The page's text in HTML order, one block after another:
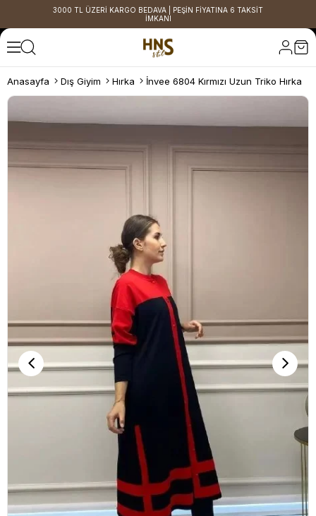
3000 TL ÜZERİ KARGO BEDAVA | PEŞİN FİYATINA 6 TAKSİT
İMKANI
Anasayfa Dış Giyim Hırka İnvee 6804 Kırmızı Uzun Triko Hırka